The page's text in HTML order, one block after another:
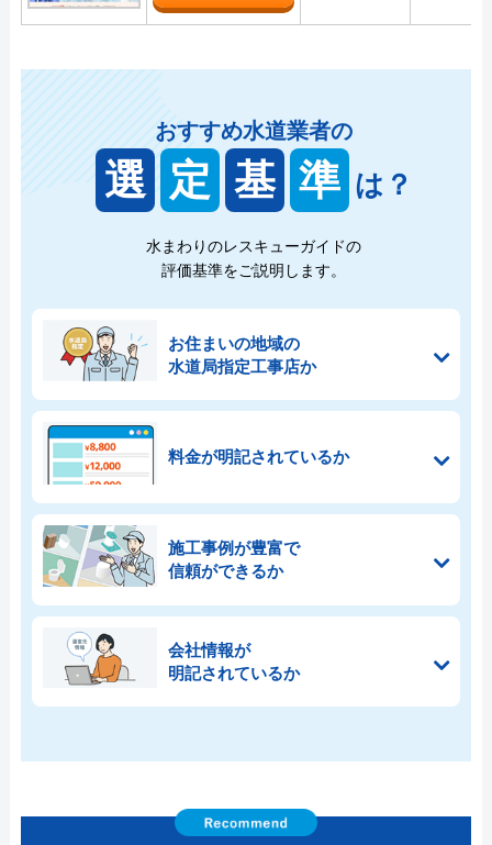
おすすめ水道業者の
選 定 基 準 は？
水まわりのレスキューガイドの
評価基準をご説明します。
お住まいの地域の
水道局指定工事店か
料金が明記されているか
施工事例が豊富で
信頼ができるか
会社情報が
明記されているか